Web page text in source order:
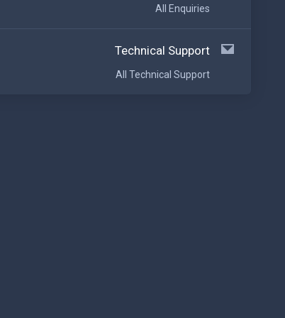
All Enquiries
Technical Support
All Technical Support